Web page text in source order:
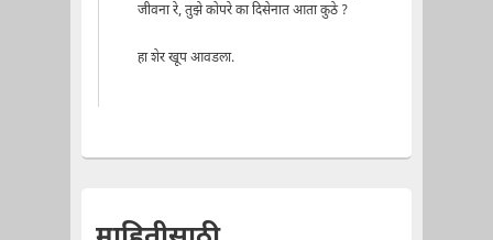
जीवना रे, तुझे कोपरे का दिसेनात आता कुठे ?
हा शेर खूप आवडला.